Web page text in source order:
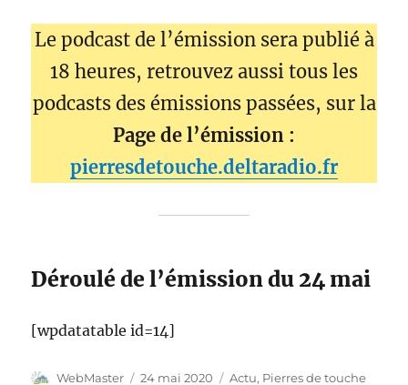
Le podcast de l’émission sera publié à
18 heures, retrouvez aussi tous les
podcasts des émissions passées, sur la
Page de l’émission :
pierresdetouche.deltaradio.fr
Déroulé de l’émission du 24 mai
[wpdatatable id=14]
Auteur
WebMaster Publié
24 mai 2020 Catégories
Actu, Pierres de touche